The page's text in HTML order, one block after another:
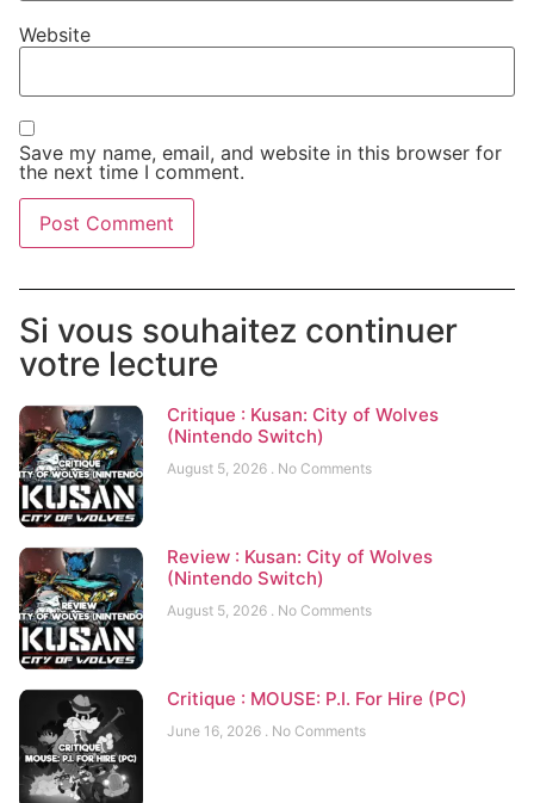
Website
Save my name, email, and website in this browser for
the next time I comment.
Si vous souhaitez continuer
votre lecture
Critique : Kusan: City of Wolves
(Nintendo Switch)
August 5, 2026 No Comments
Review : Kusan: City of Wolves
(Nintendo Switch)
August 5, 2026 No Comments
Critique : MOUSE: P.I. For Hire (PC)
June 16, 2026 No Comments